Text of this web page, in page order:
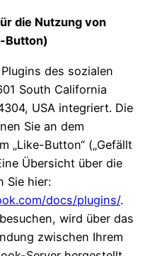
die Nutzung von
Button)
des sozialen
South California
USA integriert. Die
Sie an dem
„Like-Button“ („Gefällt
Übersicht über die
Sie hier:
docs/plugins/.
wird über das
zwischen Ihrem